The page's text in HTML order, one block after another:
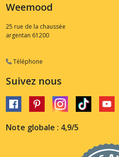
Weemood
25 rue de la chaussée
argentan 61200
Téléphone
Suivez nous
Note globale : 4,9/5